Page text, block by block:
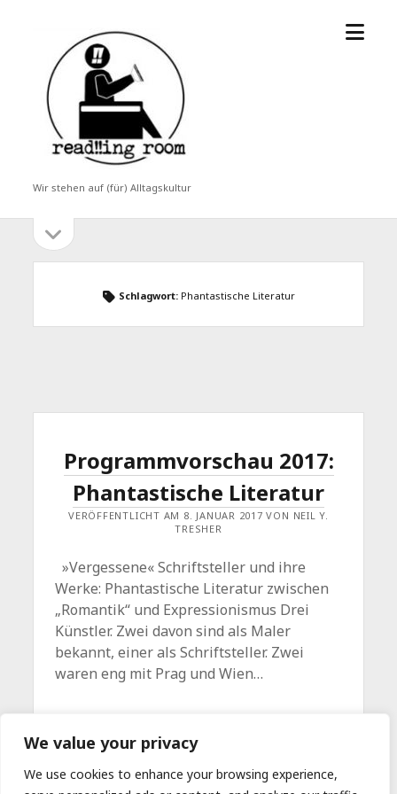
We value your privacy
We use cookies to enhance your browsing experience,
read!!ing
room
Wir stehen auf (für) Alltagskultur
Menü
Seitenleiste
öffnen
Schlagwort: Phantastische Literatur
Programmvorschau 2017:
Phantastische Literatur
VERÖFFENTLICHT AM 8. JANUAR 2017 VON NEIL Y.
TRESHER
»Vergessene« Schriftsteller und ihre
Werke: Phantastische Literatur zwischen
„Romantik“ und Expressionismus Drei
Künstler. Zwei davon sind als Maler
bekannt, einer als Schriftsteller. Zwei
waren eng mit Prag und Wien…
2017:
LITERATUR